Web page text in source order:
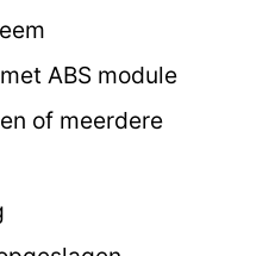
ABS module
of meerdere